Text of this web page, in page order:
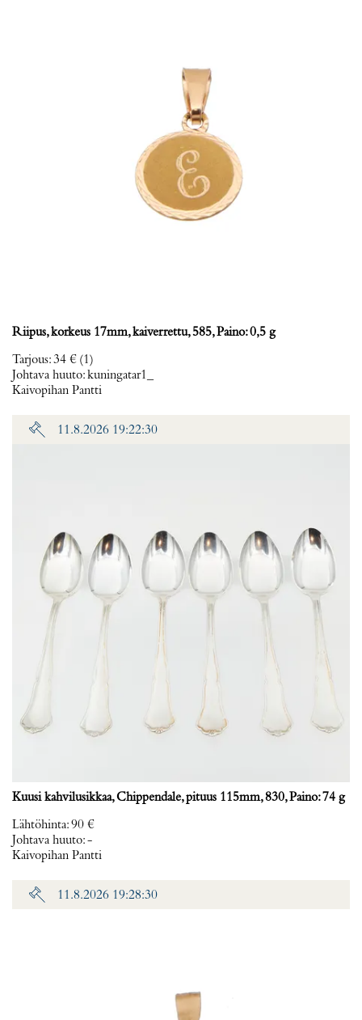
Riipus, korkeus 17mm, kaiverrettu, 585, Paino: 0,5 g
Tarjous:34 € (1)
Johtava huuto:kuningatar1_
Kaivopihan Pantti
11.8.2026 19:22:30
Kuusi kahvilusikkaa, Chippendale, pituus 115mm, 830, Paino: 74 g
Lähtöhinta:90 €
Johtava huuto:-
Kaivopihan Pantti
11.8.2026 19:28:30